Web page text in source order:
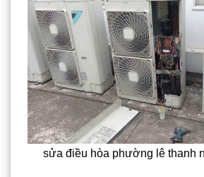
sửa điều hòa phường lê thanh